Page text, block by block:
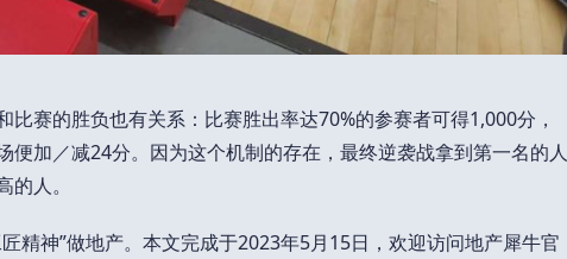
比赛的胜负也有关系：比赛胜出率达70%的参赛者可得1,000分，
便加／减24分。因为这个机制的存在，最终逆袭战拿到第一名的人
人。
精神”做地产。本文完成于2023年5月15日，欢迎访问地产犀牛官